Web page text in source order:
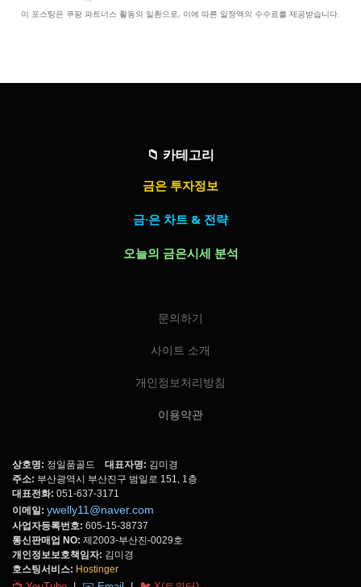
이 포스팅은 쿠팡 파트너스 활동의 일환으로, 이에 따른 일정액의 수수료를 제공받습니다.
📁 카테고리
금은 투자정보
금·은 차트 & 전략
오늘의 금은시세 분석
문의하기
사이트 소개
개인정보처리방침
이용약관
상호명: 정일품골드 대표자명: 김미경
주소: 부산광역시 부산진구 범일로 151, 1층
대표전화: 051-637-3171
이메일: ywelly11@naver.com
사업자등록번호: 605-15-38737
통신판매업 NO: 제2003-부산진-0029호
개인정보보호책임자: 김미경
호스팅서비스: Hostinger